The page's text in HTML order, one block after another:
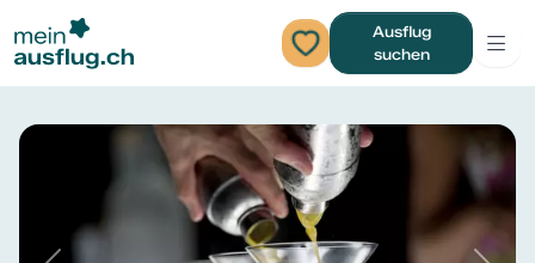
Ausflug
suchen